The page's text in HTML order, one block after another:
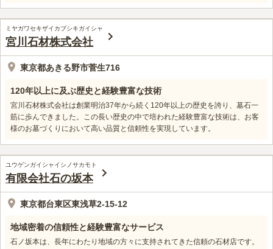
ミヤガワセキザイカブシキガイシャ
宮川石材株式会社
東京都あきる野市菅生716
120年以上に及ぶ歴史と経験豊富な技術
宮川石材株式会社は創業明治37年から続く120年以上の歴史を誇り、墓石一
筋に歩んできました。この長い歴史の中で培われた経験豊富な技術は、お客
様のお墓づくりにおいて高い品質と信頼性を実現しています。
ユウゲンガイシャイシノサカモト
有限会社石の坂本
東京都台東区東浅草2-15-12
地域密着の信頼性と経験豊富なサービス
石ノ坂本は、長年にわたり地域の方々に支持されてきた信頼の石材店です。